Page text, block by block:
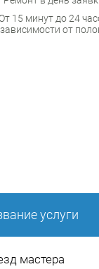
От 15 минут до 24
от
услуги
мастера